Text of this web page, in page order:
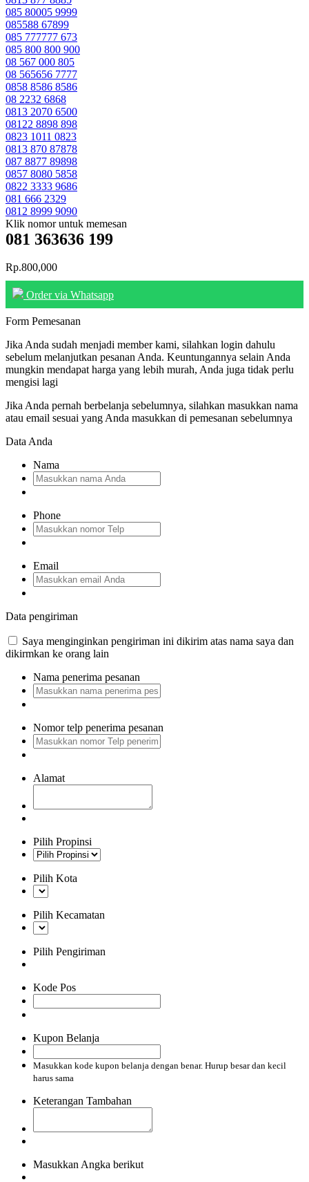
085 80005 9999
085588 67899
085 777777 673
085 800 800 900
08 567 000 805
08 565656 7777
0858 8586 8586
08 2232 6868
0813 2070 6500
08122 8898 898
0823 1011 0823
0813 870 87878
087 8877 89898
0857 8080 5858
0822 3333 9686
081 666 2329
0812 8999 9090
Klik nomor untuk memesan
081 363636 199
Rp.800,000
Order via Whatsapp
Form Pemesanan
Jika Anda sudah menjadi member kami, silahkan login dahulu
sebelum melanjutkan pesanan Anda. Keuntungannya selain Anda
mungkin mendapat harga yang lebih murah, Anda juga tidak perlu
mengisi lagi
Jika Anda pernah berbelanja sebelumnya, silahkan masukkan nama
atau email sesuai yang Anda masukkan di pemesanan sebelumnya
Data Anda
Nama
Phone
Email
Data pengiriman
Saya menginginkan pengiriman ini dikirim atas nama saya dan
dikirmkan ke orang lain
Nama penerima pesanan
Nomor telp penerima pesanan
Alamat
Pilih Propinsi
Pilih Kota
Pilih Kecamatan
Pilih Pengiriman
Kode Pos
Kupon Belanja
Masukkan kode kupon belanja dengan benar. Hurup besar dan kecil
harus sama
Keterangan Tambahan
Masukkan Angka berikut